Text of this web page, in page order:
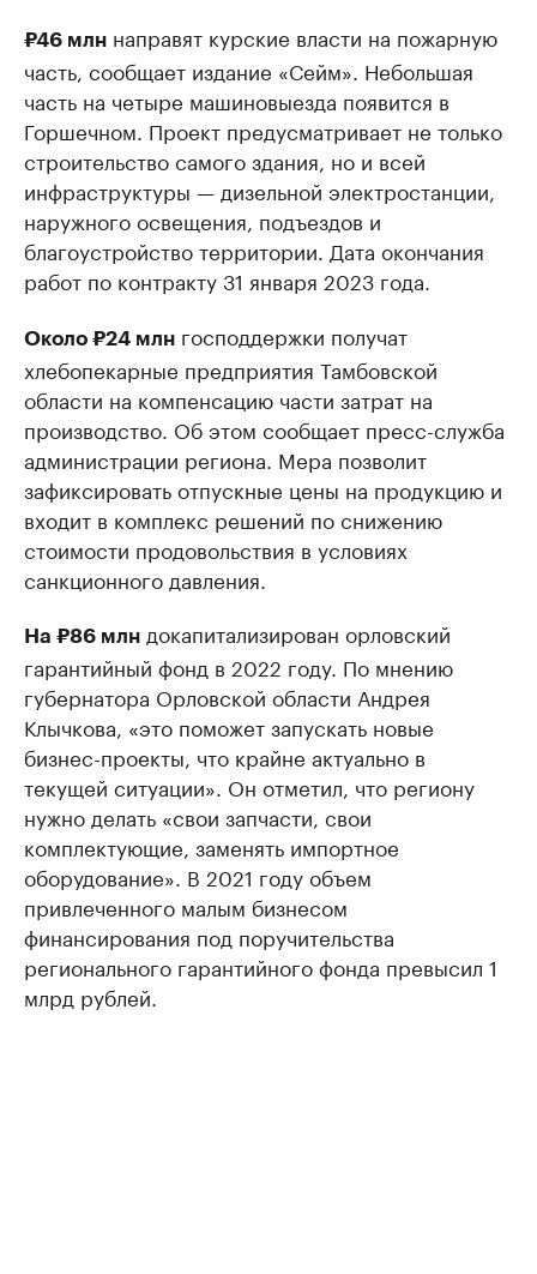
₽46 млн направят курские власти на пожарную
часть, сообщает издание «Сейм». Небольшая
часть на четыре машиновыезда появится в
Горшечном. Проект предусматривает не только
строительство самого здания, но и всей
инфраструктуры — дизельной электростанции,
наружного освещения, подъездов и
благоустройство территории. Дата окончания
работ по контракту 31 января 2023 года.
Около ₽24 млн господдержки получат
хлебопекарные предприятия Тамбовской
области на компенсацию части затрат на
производство. Об этом сообщает пресс-служба
администрации региона. Мера позволит
зафиксировать отпускные цены на продукцию и
входит в комплекс решений по снижению
стоимости продовольствия в условиях
санкционного давления.
На ₽86 млн докапитализирован орловский
гарантийный фонд в 2022 году. По мнению
губернатора Орловской области Андрея
Клычкова, «это поможет запускать новые
бизнес-проекты, что крайне актуально в
текущей ситуации». Он отметил, что региону
нужно делать «свои запчасти, свои
комплектующие, заменять импортное
оборудование». В 2021 году объем
привлеченного малым бизнесом
финансирования под поручительства
регионального гарантийного фонда превысил 1
млрд рублей.